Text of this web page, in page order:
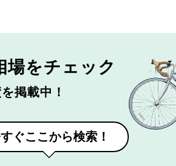
場をチェック
掲載中！
ぐここから検索！